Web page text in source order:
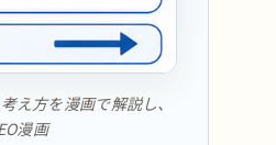
え方を漫画で解説し、
漫画